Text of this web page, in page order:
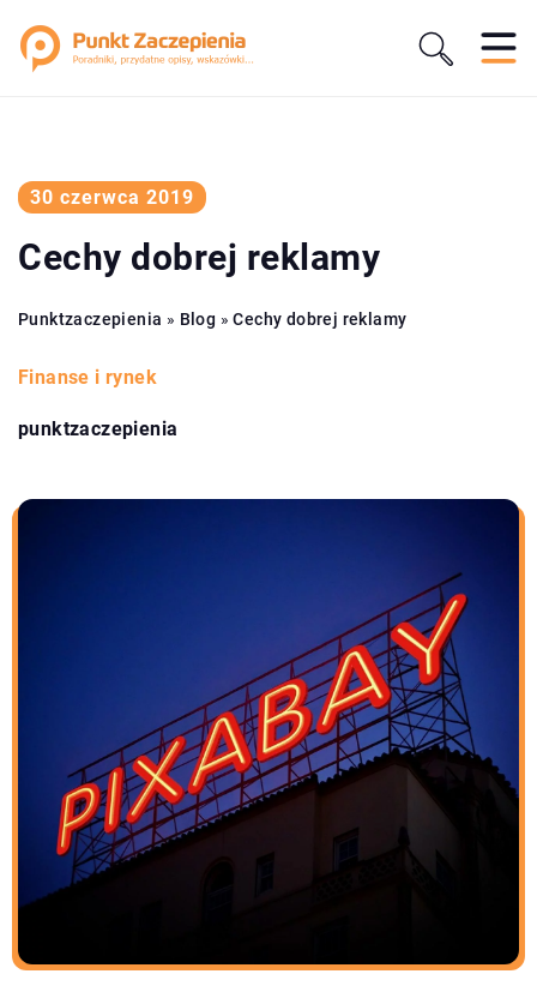
30 czerwca 2019
Cechy dobrej reklamy
Punktzaczepienia » Blog »Cechy dobrej reklamy
Finanse i rynek
punktzaczepienia